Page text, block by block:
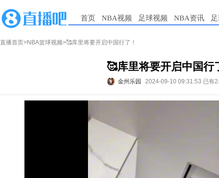
首页 NBA视频 足球视频 NBA资讯
直播首页>NBA篮球视频>🥰库里将要开启中国行了！
🥰库里将要开启中国行
金州乐园 2024-09-10 09:31:53 已有